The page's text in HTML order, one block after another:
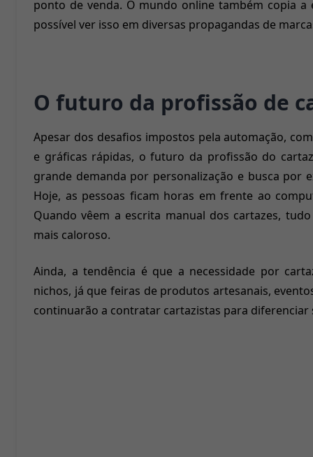
ponto de venda. O mundo online também copia a
possível ver isso em diversas propagandas de
O futuro da profissão de
Apesar dos desafios impostos pela automação,
e gráficas rápidas, o futuro da profissão do
grande demanda por personalização e busca por
Hoje, as pessoas ficam horas em frente ao
Quando vêem a escrita manual dos cartazes,
mais caloroso.
Ainda, a tendência é que a necessidade por
nichos, já que feiras de produtos artesanais,
continuarão a contratar cartazistas para diferenciar